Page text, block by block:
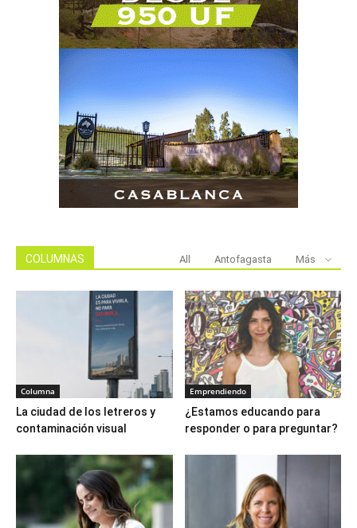
COLUMNAS All Antofagasta Más
Columna
La ciudad de los letreros y
contaminación visual
Emprendiendo
¿Estamos educando para
responder o para preguntar?